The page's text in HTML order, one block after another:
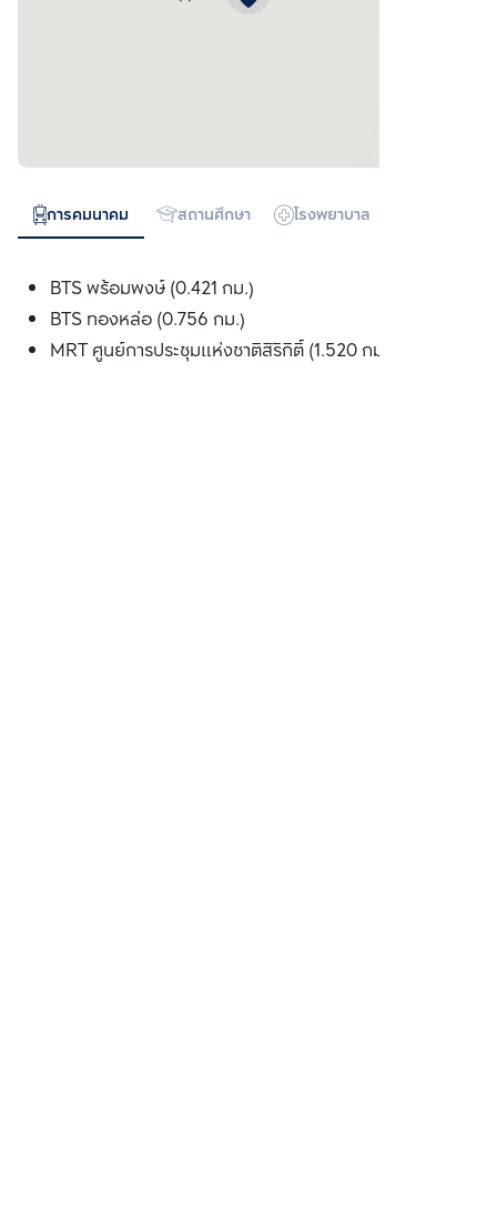
การคมนาคม สถานศึกษา โรงพยาบาล
BTS พร้อมพงษ์ (0.421 กม.)
BTS ทองหล่อ (0.756 กม.)
MRT ศูนย์การประชุมแห่งชาติสิริกิติ์ (1.520 กม.)